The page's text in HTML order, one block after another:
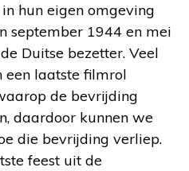
hun eigen omgeving
september 1944 en mei
Duitse bezetter. Veel
laatste filmrol
de bevrijding
daardoor kunnen we
die bevrijding verliep.
feest uit de